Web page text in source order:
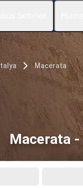
İtalya Macerata
Macerata -